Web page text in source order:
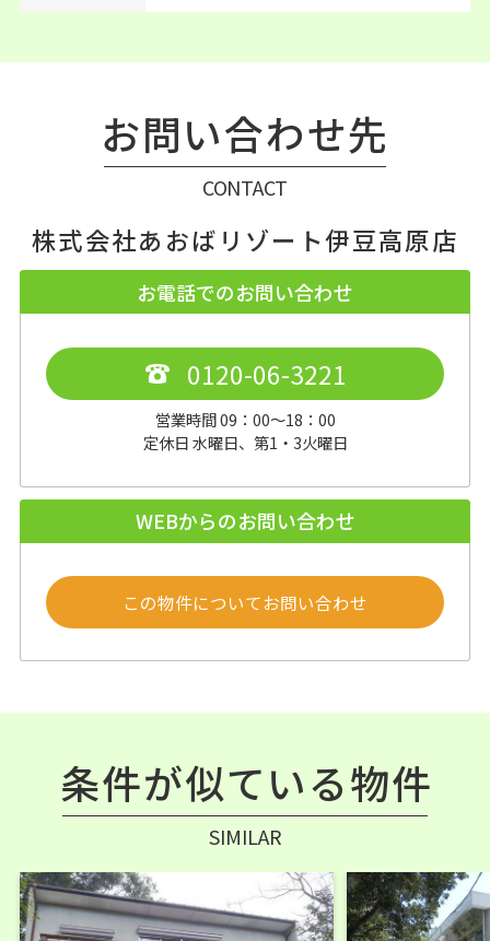
お問い合わせ先
CONTACT
株式会社あおばリゾート伊豆高原店
お電話でのお問い合わせ
0120-06-3221
営業時間 09：00～18：00
定休日 水曜日、第1・3火曜日
WEBからのお問い合わせ
この物件についてお問い合わせ
条件が似ている物件
SIMILAR